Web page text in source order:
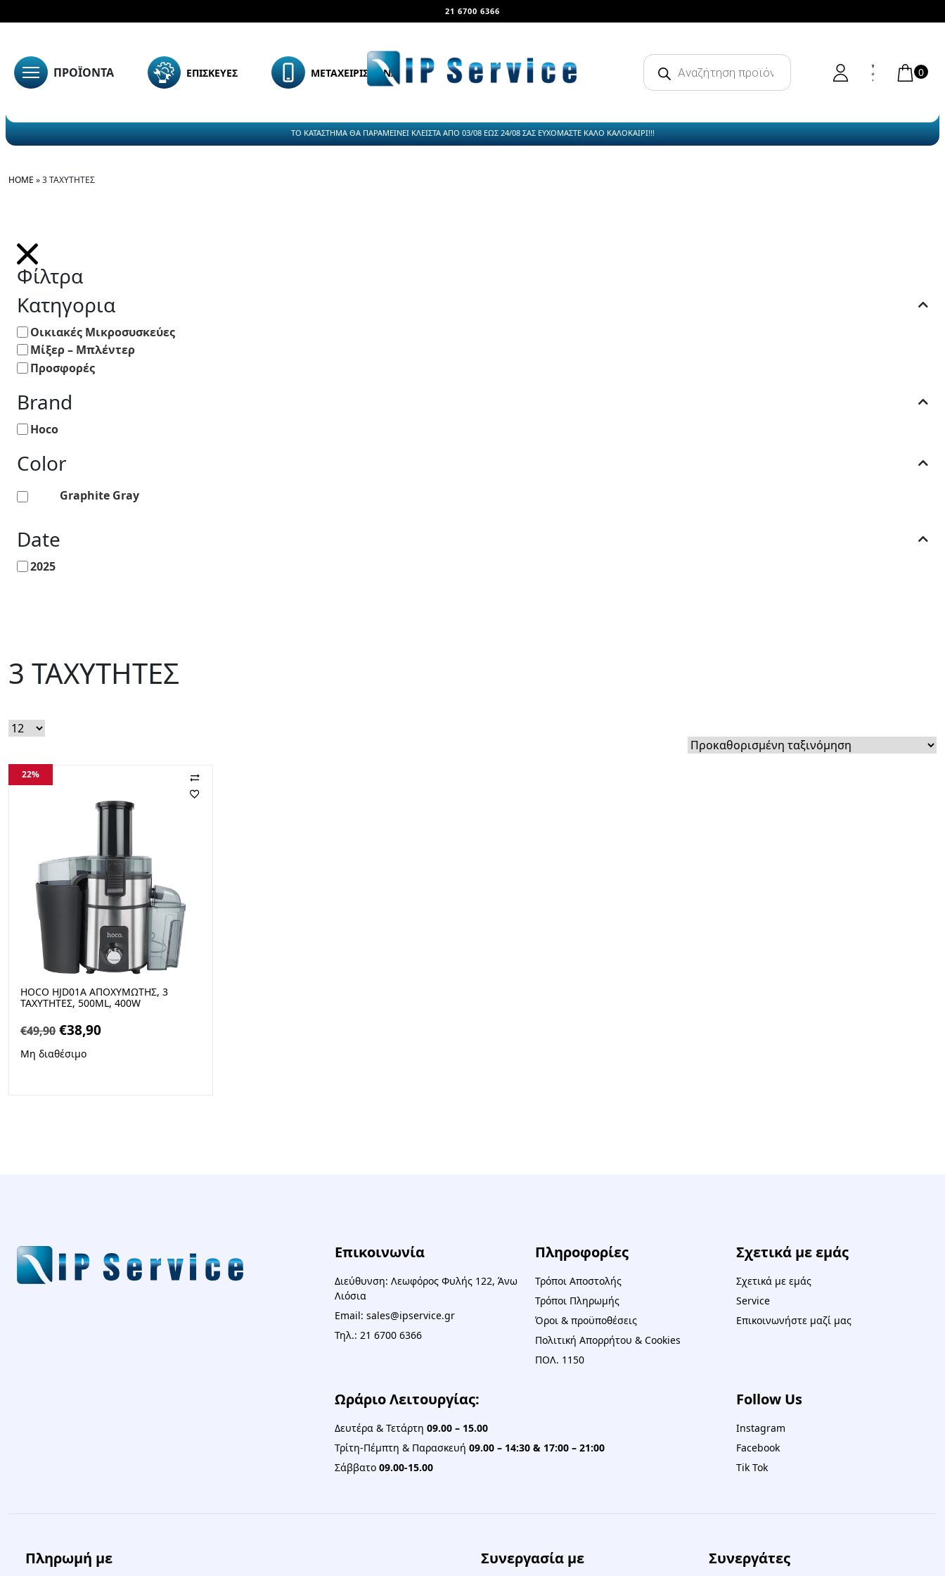
21 6700 6366
ΠΡΟΪΟΝΤΑ ΕΠΙΣΚΕΥΕΣ ΜΕΤΑΧΕΙΡΙΣΜΕΝΑ
Products
search 0
ΤΟ ΚΑΤΑΣΤΗΜΑ ΘΑ ΠΑΡΑΜΕΙΝΕΙ ΚΛΕΙΣΤΑ ΑΠΟ 03/08 ΕΩΣ 24/08 ΣΑΣ ΕΥΧΟΜΑΣΤΕ ΚΑΛΟ ΚΑΛΟΚΑΙΡΙ!!!
HOME »3 ΤΑΧΥΤΗΤΕΣ
Φίλτρα
Κατηγορια
Οικιακές Μικροσυσκεύες
Μίξερ – Μπλέντερ
Προσφορές
Brand
Hoco
Color
Graphite Gray
Date
2025
3 ΤΑΧΥΤΗΤΕΣ
22%
HOCO HJD01A ΑΠΟΧΥΜΩΤΗΣ, 3
ΤΑΧΥΤΗΤΕΣ, 500ML, 400W
€49,90 Original
price
€38,90Η
Μη διαθέσιμο
Επικοινωνία
Διεύθυνση: Λεωφόρος Φυλής 122, Άνω
Λιόσια
Email: sales@ipservice.gr
Τηλ.: 21 6700 6366
Πληροφορίες
Τρόποι Αποστολής
Τρόποι Πληρωμής
Όροι & προϋποθέσεις
Πολιτική Απορρήτου & Cookies
ΠΟΛ. 1150
Σχετικά με εμάς
Σχετικά με εμάς
Service
Επικοινωνήστε μαζί μας
Ωράριο Λειτουργίας:
Δευτέρα & Τετάρτη 09.00 – 15.00
Τρίτη-Πέμπτη & Παρασκευή 09.00 – 14:30 & 17:00 – 21:00
Σάββατο 09.00-15.00
Follow Us
Instagram
Facebook
Tik Tok
Πληρωμή με Συνεργασία με Συνεργάτες